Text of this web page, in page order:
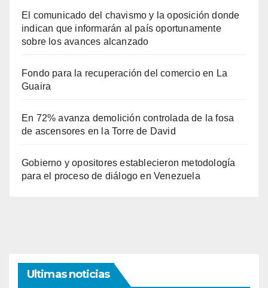
El comunicado del chavismo y la oposición donde
indican que informarán al país oportunamente
sobre los avances alcanzado
Fondo para la recuperación del comercio en La
Guaira
En 72% avanza demolición controlada de la fosa
de ascensores en la Torre de David
Gobierno y opositores establecieron metodología
para el proceso de diálogo en Venezuela
Ultimas noticias